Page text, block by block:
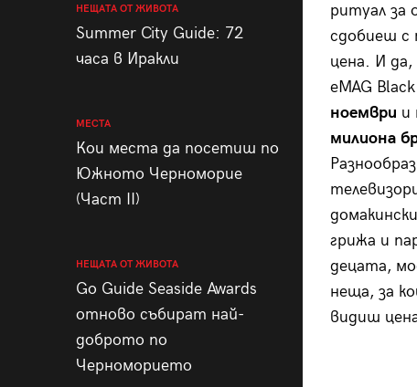
НЕЩАТА ОТ ЖИВОТА
Summer City Guide: 72
часа в Иракли
МЕСТА
Кои места да посетиш по
Южното Черноморие
(Част II)
НЕЩАТА ОТ ЖИВОТА
Go Guide Seaside Awards
отново събират най-
доброто по
Черноморието
ритуал за
сдобиеш с
цена. И
eMAG
ноември и
милиона
грижа и
децата,
неща, за
видиш